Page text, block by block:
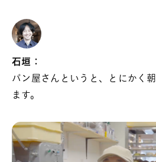
石垣：
パン屋さんというと、とにかく
ます。